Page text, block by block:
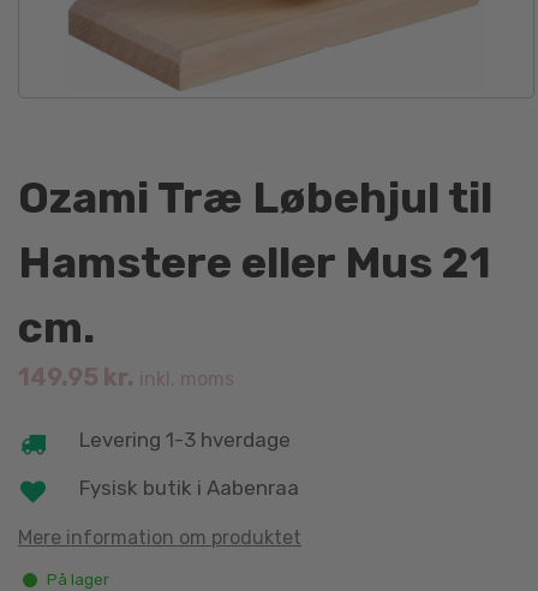
Ozami Træ Løbehjul til
Hamstere eller Mus 21
cm.
149.95 kr. inkl. moms
Levering 1-3 hverdage
Fysisk butik i Aabenraa
Mere information om produktet
På lager